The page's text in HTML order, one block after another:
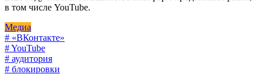
в том числе YouTube.
Медиа
# «ВКонтакте»
# YouTube
# аудитория
# блокировки